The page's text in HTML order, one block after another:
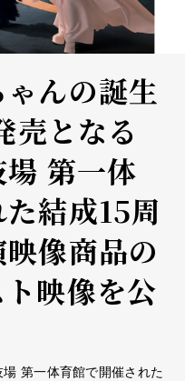
んの誕生
売となる
第一体
結成15周
像商品の
映像を公
第一体育館で開催された